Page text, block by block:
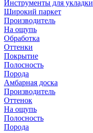
Инструменты для укладки
Широкий паркет
Производитель
На ощупь
Обработка
Оттенки
Покрытие
Полосность
Порода
Амбарная доска
Производитель
Оттенок
На ощупь
Полосность
Порода